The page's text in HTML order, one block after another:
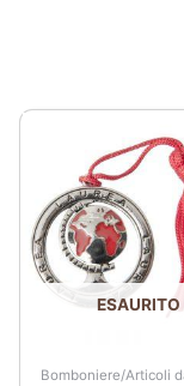
ESAURITO
Bomboniere/Articoli